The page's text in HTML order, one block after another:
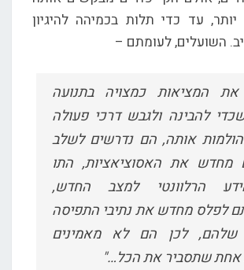
עד כדי תלות בכמיהה להיגיון
השועלים, לעומתם –
את המציאות כמצויה בתנועה
להבינה ולגבש דרכי פעולה
אותה, הם נדרשים לשלב
מחדש את האסוציאציות, התו
הרלוונטי למצב החדש,
לפלס מחדש את נתיבי התפיסה
שלהם, לכן הם לא מאמינים
אחת שתסביר את הכל…"